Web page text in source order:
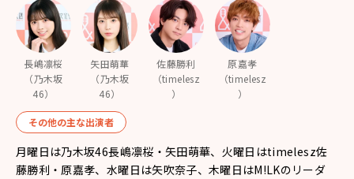
長嶋凛桜
（乃木坂
46）
矢田萌華
（乃木坂
46）
佐藤勝利
（timelesz
）
原嘉孝
（timelesz
）
その他の主な出演者
月曜日は乃木坂46長嶋凛桜・矢田萌華、火曜日はtimelesz佐
藤勝利・原嘉孝、水曜日は矢吹奈子、木曜日はM!LKのリーダ